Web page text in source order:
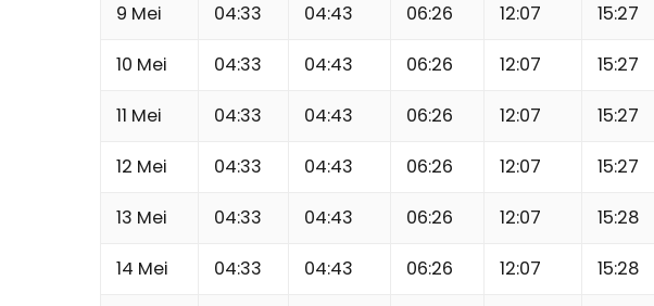
9 Mei 04:33 04:43 06:26 12:07 15:27
10 Mei 04:33 04:43 06:26 12:07 15:27
11 Mei 04:33 04:43 06:26 12:07 15:27
12 Mei 04:33 04:43 06:26 12:07 15:27
13 Mei 04:33 04:43 06:26 12:07 15:28
14 Mei 04:33 04:43 06:26 12:07 15:28